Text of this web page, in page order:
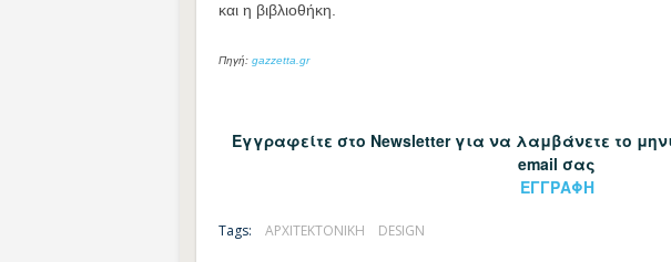
και η βιβλιοθήκη.
Πηγή: gazzetta.gr
Εγγραφείτε στο Newsletter για να λαμβάνετε το
email σας
ΕΓΓΡΑΦΗ
Tags: ΑΡΧΙΤΕΚΤΟΝΙΚΗ DESIGN